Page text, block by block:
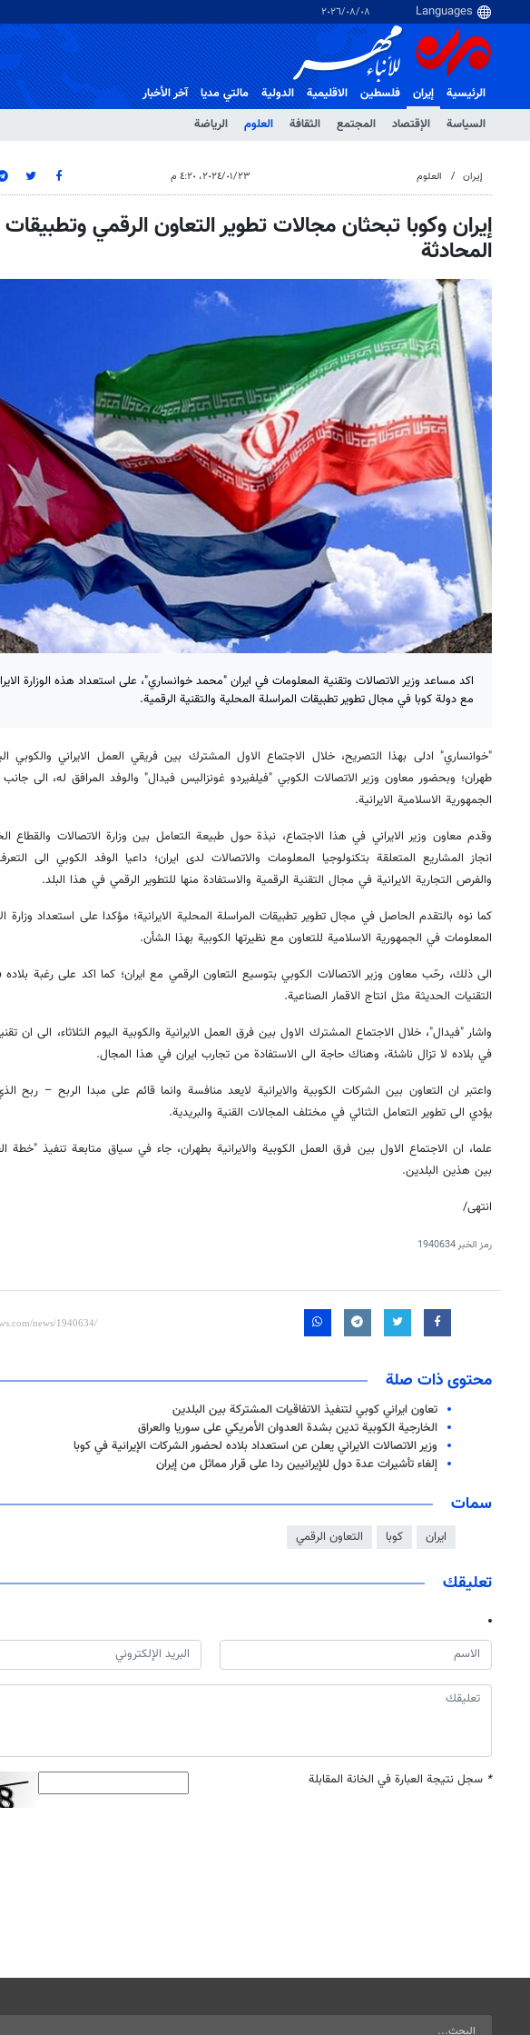
٠٨‏/٠٨‏/٢٠٢٦
الرئيسية
إيران
السياسة
الإقتصاد المجتمع الثقافة العلوم الرياضة
فلسطین الاقلیمیة الدولية مالتي مدیا آخر الأخبار
إيران العلوم ٢٣‏/٠١‏/٢٠٢٤، ٤:٢٠ م
إيران وكوبا تبحثان مجالات تطوير التعاون الرقمي وتطبيقات
المحادثة
اكد مساعد وزير الاتصالات وتقنية المعلومات في ايران "محمد خوانساري"، على استعداد هذه الوزارة
مع دولة كوبا في مجال تطوير تطبيقات المراسلة المحلية والتقنية الرقمية.
"خوانساري" ادلى بهذا التصريح، خلال الاجتماع الاول المشترك بين فريقي العمل الايراني والكوبي
طهران؛ وبحضور معاون وزير الاتصالات الكوبي "فيلفيردو غونزاليس فيدال" والوفد المرافق له، الى
الجمهورية الاسلامية الايرانية.
وقدم معاون وزير الايراني في هذا الاجتماع، نبذة حول طبيعة التعامل بين وزارة الاتصالات
انجاز المشاريع المتعلقة بتكنولوجيا المعلومات والاتصالات لدى ايران؛ داعيا الوفد الكوبي الى
والفرص التجارية الايرانية في مجال التقنية الرقمية والاستفادة منها للتطوير الرقمي في هذا البلد.
كما نوه بالتقدم الحاصل في مجال تطوير تطبيقات المراسلة المحلية الايرانية؛ مؤكدا على استعداد وزارة
المعلومات في الجمهورية الاسلامية للتعاون مع نظيرتها الكوبية بهذا الشأن.
الى ذلك، رحّب معاون وزير الاتصالات الكوبي بتوسيع التعاون الرقمي مع ايران؛ كما اكد على رغبة
التقنيات الحديثة مثل انتاج الاقمار الصناعية.
واشار "فيدال"، خلال الاجتماع المشترك الاول بين فرق العمل الايرانية والكوبية اليوم الثلاثاء، الى ان
في بلاده لا تزال ناشئة، وهناك حاجة الى الاستفادة من تجارب ايران في هذا المجال.
واعتبر ان التعاون بين الشركات الكوبية والايرانية لايعد منافسة وانما قائم على مبدا الربح – ربح
يؤدي الى تطوير التعامل الثنائي في مختلف المجالات القنية والبريدية.
علما، ان الاجتماع الاول بين فرق العمل الكوبية والايرانية بطهران، جاء في سياق متابعة تنفيذ "خطة
بين هذين البلدين.
انتهى/
رمز الخبر1940634
محتوى ذات صلة
تعاون ايراني كوبي لتنفيذ الاتفاقيات المشتركة بين البلدين
الخارجية الكوبية تدين بشدة العدوان الأمريكي على سوريا والعراق
وزير الاتصالات الايراني يعلن عن استعداد بلاده لحضور الشركات الإيرانية في كوبا
إلغاء تأشيرات عدة دول للإيرانيين ردا على قرار مماثل من إيران
سمات
ايران كوبا التعاون الرقمي
تعليقك
* سجل نتيجة العبارة في الخانة المقابلة